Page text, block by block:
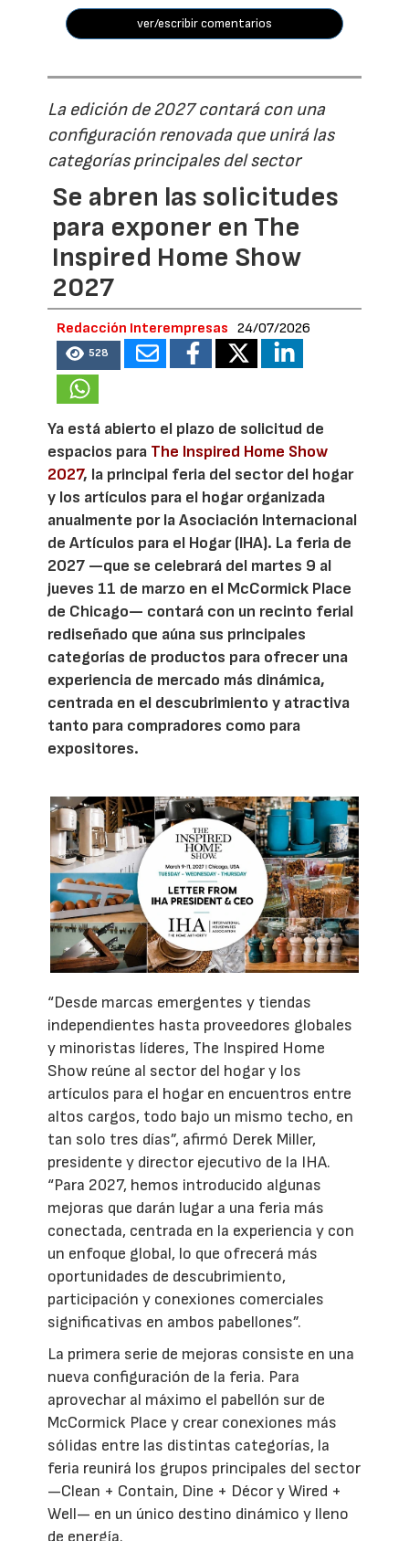
ver/escribir comentarios
La edición de 2027 contará con una
configuración renovada que unirá las
categorías principales del sector
Se abren las solicitudes
para exponer en The
Inspired Home Show
2027
Redacción Interempresas 24/07/2026
528
Ya está abierto el plazo de solicitud de
espacios para The Inspired Home Show
2027, la principal feria del sector del hogar
y los artículos para el hogar organizada
anualmente por la Asociación Internacional
de Artículos para el Hogar (IHA). La feria de
2027 —que se celebrará del martes 9 al
jueves 11 de marzo en el McCormick Place
de Chicago— contará con un recinto ferial
rediseñado que aúna sus principales
categorías de productos para ofrecer una
experiencia de mercado más dinámica,
centrada en el descubrimiento y atractiva
tanto para compradores como para
expositores.
“Desde marcas emergentes y tiendas
independientes hasta proveedores globales
y minoristas líderes, The Inspired Home
Show reúne al sector del hogar y los
artículos para el hogar en encuentros entre
altos cargos, todo bajo un mismo techo, en
tan solo tres días”, afirmó Derek Miller,
presidente y director ejecutivo de la IHA.
“Para 2027, hemos introducido algunas
mejoras que darán lugar a una feria más
conectada, centrada en la experiencia y con
un enfoque global, lo que ofrecerá más
oportunidades de descubrimiento,
participación y conexiones comerciales
significativas en ambos pabellones”.
La primera serie de mejoras consiste en una
nueva configuración de la feria. Para
aprovechar al máximo el pabellón sur de
McCormick Place y crear conexiones más
sólidas entre las distintas categorías, la
feria reunirá los grupos principales del sector
—Clean + Contain, Dine + Décor y Wired +
Well— en un único destino dinámico y lleno
de energía.